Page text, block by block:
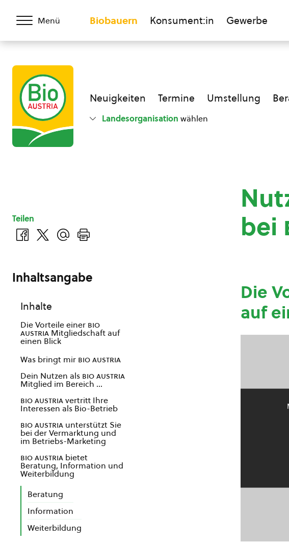
Menü Biobauern Konsument:in Gewerbe
Neuigkeiten Termine Umstellung
Landesorganisation wählen
bei
Die
auf
Teilen
Inhaltsangabe
Inhalte
Die Vorteile einer bio
austria Mitgliedschaft auf
einen Blick
Was bringt mir bio austria
Dein Nutzen als bio austria
Mitglied im Bereich …
bio austriavertritt Ihre
Interessen als Bio-Betrieb
bio austria unterstützt Sie
bei der Vermarktung und
im Betriebs-Marketing
bio austria bietet
Beratung, Information und
Weiterbildung
Beratung
Information
Weiterbildung